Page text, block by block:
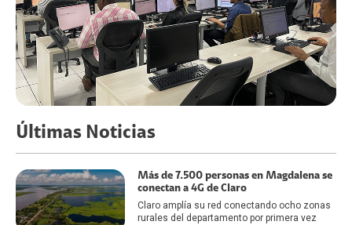
Últimas Noticias
Más de 7.500 personas en Magdalena se
conectan a 4G de Claro
Claro amplía su red conectando ocho zonas
rurales del departamento por primera vez